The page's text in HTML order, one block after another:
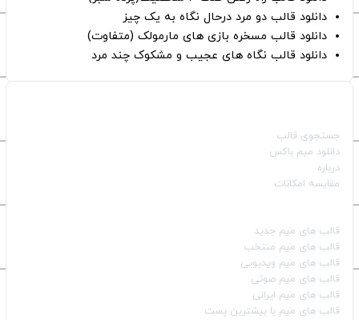
دانلود قالب دو مرد درحال نگاه به یک چیز
دانلود قالب مسخره بازی های مارمولک (متفاوت)
دانلود قالب نگاه های عجیب و مشکوک چند مرد
جستجوی قالب
دانلود میم باکس
درباره
مقایسه امکانات
قالب‌ های میم جدید
قالب‌ های میم منتخب
قالب‌ های میم ویدیویی
قالب‌ های میم صوتی
قالب‌ های میم ایرانی
قالب‌ های میم با بیشترین پست